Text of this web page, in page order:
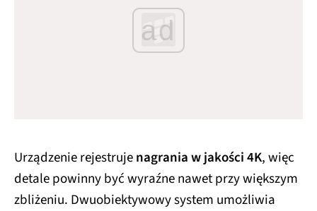
ad
Urządzenie rejestrujenagrania w jakości 4K, więc
detale powinny być wyraźne nawet przy większym
zbliżeniu. Dwuobiektywowy system umożliwia